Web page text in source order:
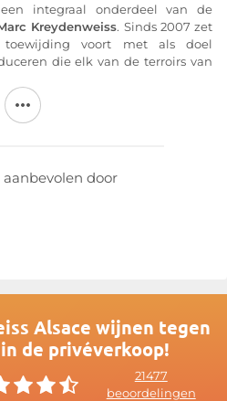
integraal onderdeel van de
Kreydenweiss. Sinds 2007 zet
voort met als doel
die elk van de terroirs van
door
Alsace wijnen tegen
de privéverkoop!
21477
beoordelingen